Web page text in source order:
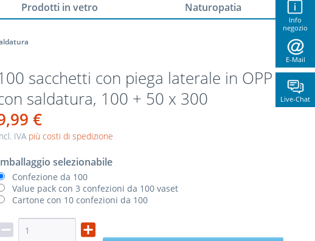
Info
negozio
E-Mail
Live-Chat
Prodotti in vetro Naturopatia
sacchetti con piega laterale in OPP
saldatura, 100 + 50 x 300
€
IVA più costi di spedizione
selezionabile
Confezione da 100
Value pack con 3 confezioni da 100 vaset
Cartone con 10 confezioni da 100